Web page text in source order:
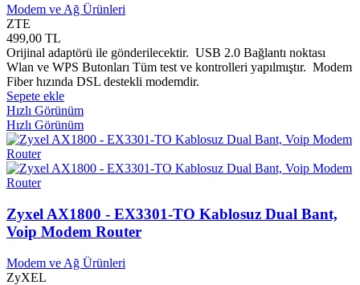
Adım Yayınları
Afacan Çocuk Yayınları
Afyonkarahisar Belediyesi 0
Ağaç Kitapevi Yayınları 0
Agapi Yayınları 0
Agate Yayınları
Agora Yayınları
Aidata 0
Air Ties 0
Akademi Yayınları 0
Akademik Yayınları
Akaşa Yayınları
Modem ve Ağ Ürünleri
ZTE
499,00 TL
Orijinal adaptörü ile gönderilecektir. USB 2.0 Bağlantı noktası
Wlan ve WPS Butonları Tüm test ve kontrolleri yapılmıştır. Modem
Fiber hızında DSL destekli modemdir.
Sepete ekle
Hızlı Görünüm
Hızlı Görünüm
Zyxel AX1800 - EX3301-TO Kablosuz Dual Bant,
Voip Modem Router
Modem ve Ağ Ürünleri
ZyXEL